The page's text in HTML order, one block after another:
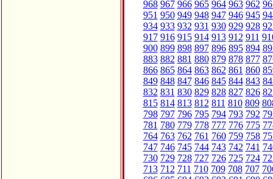
968 967 966 965 964 963 962
951 950 949 948 947 946 945
934 933 932 931 930 929 928
917 916 915 914 913 912 911
900 899 898 897 896 895 894
883 882 881 880 879 878 877
866 865 864 863 862 861 860
849 848 847 846 845 844 843
832 831 830 829 828 827 826
815 814 813 812 811 810 809
798 797 796 795 794 793 792
781 780 779 778 777 776 775
764 763 762 761 760 759 758
747 746 745 744 743 742 741
730 729 728 727 726 725 724
713 712 711 710 709 708 707